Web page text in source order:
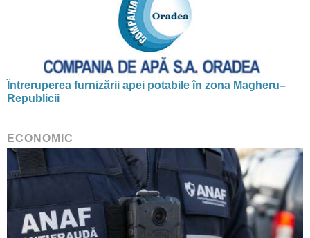
Întreruperea furnizării apei potabile în zona Magheru–
Republicii
ECONOMIC